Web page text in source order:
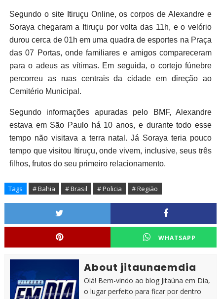
Segundo o site Itiruçu Online, os corpos de Alexandre e
Soraya chegaram a Itiruçu por volta das 11h, e o velório
durou cerca de 01h em uma quadra de esportes na Praça
das 07 Portas, onde familiares e amigos compareceram
para o adeus as vítimas. Em seguida, o cortejo fúnebre
percorreu as ruas centrais da cidade em direção ao
Cemitério Municipal.
Segundo informações apuradas pelo BMF, Alexandre
estava em São Paulo há 10 anos, e durante todo esse
tempo não visitava a terra natal. Já Soraya teria pouco
tempo que visitou Itiruçu, onde vivem, inclusive, seus três
filhos, frutos do seu primeiro relacionamento.
Tags # Bahia # Brasil # Policia # Região
WHATSAPP
About jitaunaemdia
Olá! Bem-vindo ao blog Jitaúna em Dia,
o lugar perfeito para ficar por dentro